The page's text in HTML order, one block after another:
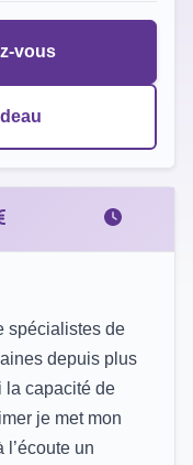
vous
spécialistes de
depuis plus
la capacité de
je met mon
un